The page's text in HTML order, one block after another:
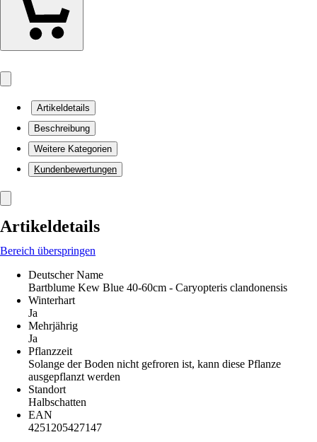
Artikeldetails
Beschreibung
Weitere Kategorien
Kundenbewertungen
Artikeldetails
Bereich überspringen
Deutscher Name
Bartblume Kew Blue 40-60cm - Caryopteris clandonensis
Winterhart
Ja
Mehrjährig
Ja
Pflanzzeit
Solange der Boden nicht gefroren ist, kann diese Pflanze
ausgepflanzt werden
Standort
Halbschatten
EAN
4251205427147